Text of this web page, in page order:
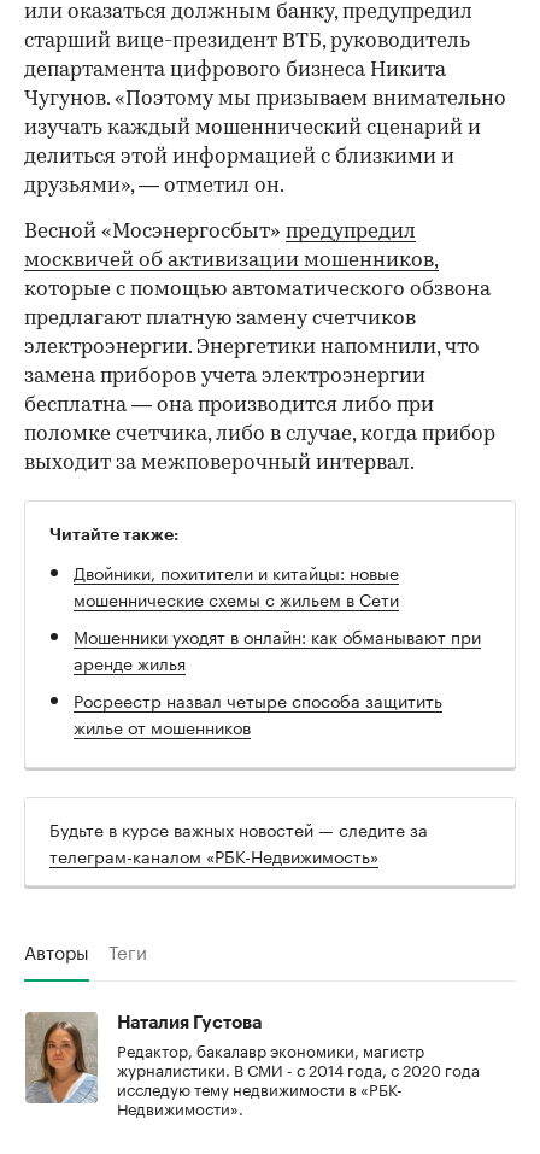
00:00 / 00:00
или оказаться должным банку, предупредил
старший вице-президент ВТБ, руководитель
департамента цифрового бизнеса Никита
Чугунов. «Поэтому мы призываем внимательно
изучать каждый мошеннический сценарий и
делиться этой информацией с близкими и
друзьями», — отметил он.
Весной «Мосэнергосбыт» предупредил
москвичей об активизации мошенников,
которые с помощью автоматического обзвона
предлагают платную замену счетчиков
электроэнергии. Энергетики напомнили, что
замена приборов учета электроэнергии
бесплатна — она производится либо при
поломке счетчика, либо в случае, когда прибор
выходит за межповерочный интервал.
Читайте также:
Двойники, похитители и китайцы: новые
мошеннические схемы с жильем в Сети
Мошенники уходят в онлайн: как обманывают при
аренде жилья
Росреестр назвал четыре способа защитить
жилье от мошенников
Будьте в курсе важных новостей — следите за
телеграм-каналом «РБК-Недвижимость»
Авторы Теги
Наталия Густова
Редактор, бакалавр экономики, магистр
журналистики. В СМИ - с 2014 года, с 2020 года
исследую тему недвижимости в «РБК-
Недвижимости».